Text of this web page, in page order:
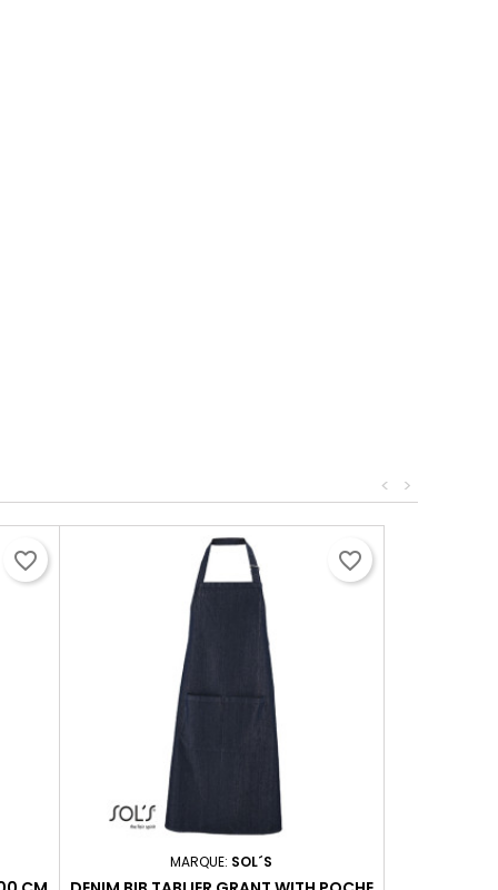
>
<
favorite_border
MARQUE: SOL´S
favorite_border